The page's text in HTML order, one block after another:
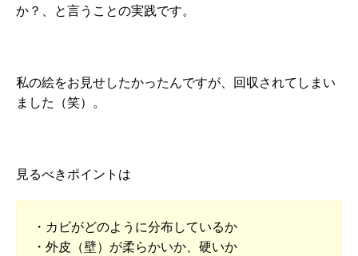
か？、と言うことの実践です。
私の絵をお見せしたかったんですが、回収されてしまい
ました（笑）。
見るべきポイントは
・カビがどのように分布しているか
・外皮（壁）が柔らかいか、硬いか